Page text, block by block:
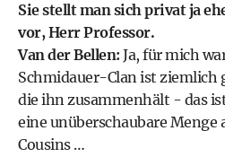
Sie stellt man sich privat ja
vor, Herr Professor.
Van der Bellen: Ja, für mich
Schmidauer-Clan ist ziemlich
die ihn zusammenhält - das
eine unüberschaubare Menge
Cousins …